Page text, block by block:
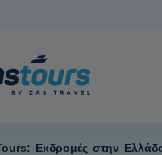
Εκδρομές στην